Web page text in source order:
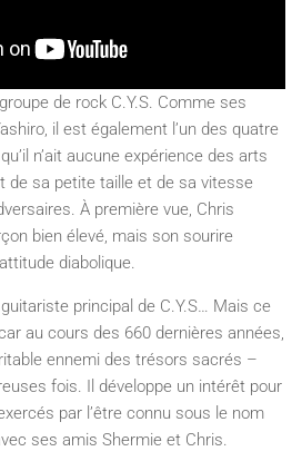
de rock C.Y.S. Comme ses
il est également l’un des quatre
n’ait aucune expérience des arts
de sa petite taille et de sa vitesse
À première vue, Chris
bien élevé, mais son sourire
diabolique.
principal de C.Y.S… Mais ce
au cours des 660 dernières années,
ennemi des trésors sacrés –
fois. Il développe un intérêt pour
par l’être connu sous le nom
ses amis Shermie et Chris.